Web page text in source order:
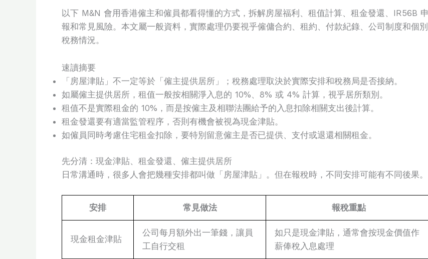
以下 M&N 會用香港僱主和僱員都看得懂的方式，拆解房屋福利、租值計算、租金發還、IR56B 申
報和常見風險。本文屬一般資料，實際處理仍要視乎僱傭合約、租約、付款紀錄、公司制度和個別
稅務情況。
速讀摘要
「房屋津貼」不一定等於「僱主提供居所」；稅務處理取決於實際安排和稅務局是否接納。
如屬僱主提供居所，租值一般按相關淨入息的 10%、8% 或 4% 計算，視乎居所類別。
租值不是實際租金的 10%，而是按僱主及相聯法團給予的入息扣除相關支出後計算。
租金發還要有適當監管程序，否則有機會被視為現金津貼。
如僱員同時考慮住宅租金扣除，要特別留意僱主是否已提供、支付或退還相關租金。
先分清：現金津貼、租金發還、僱主提供居所
日常溝通時，很多人會把幾種安排都叫做「房屋津貼」。但在報稅時，不同安排可能有不同後果。
安排 常見做法 報稅重點
現金租金津貼
公司每月額外出一筆錢，讓員
工自行交租
如只是現金津貼，通常會按現金價值作
薪俸稅入息處理